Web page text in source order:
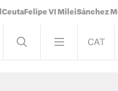
Ceuta Felipe VI MileiSánchez